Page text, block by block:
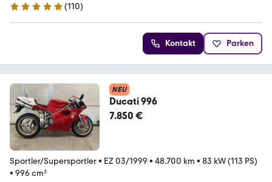
5 Sterne
(110)
Kontakt Parken
NEU
Ducati 996
7.850 €
Sportler/Supersportler• EZ 03/1999 • 48.700 km • 83 kW (113 PS)
• 996 cm³